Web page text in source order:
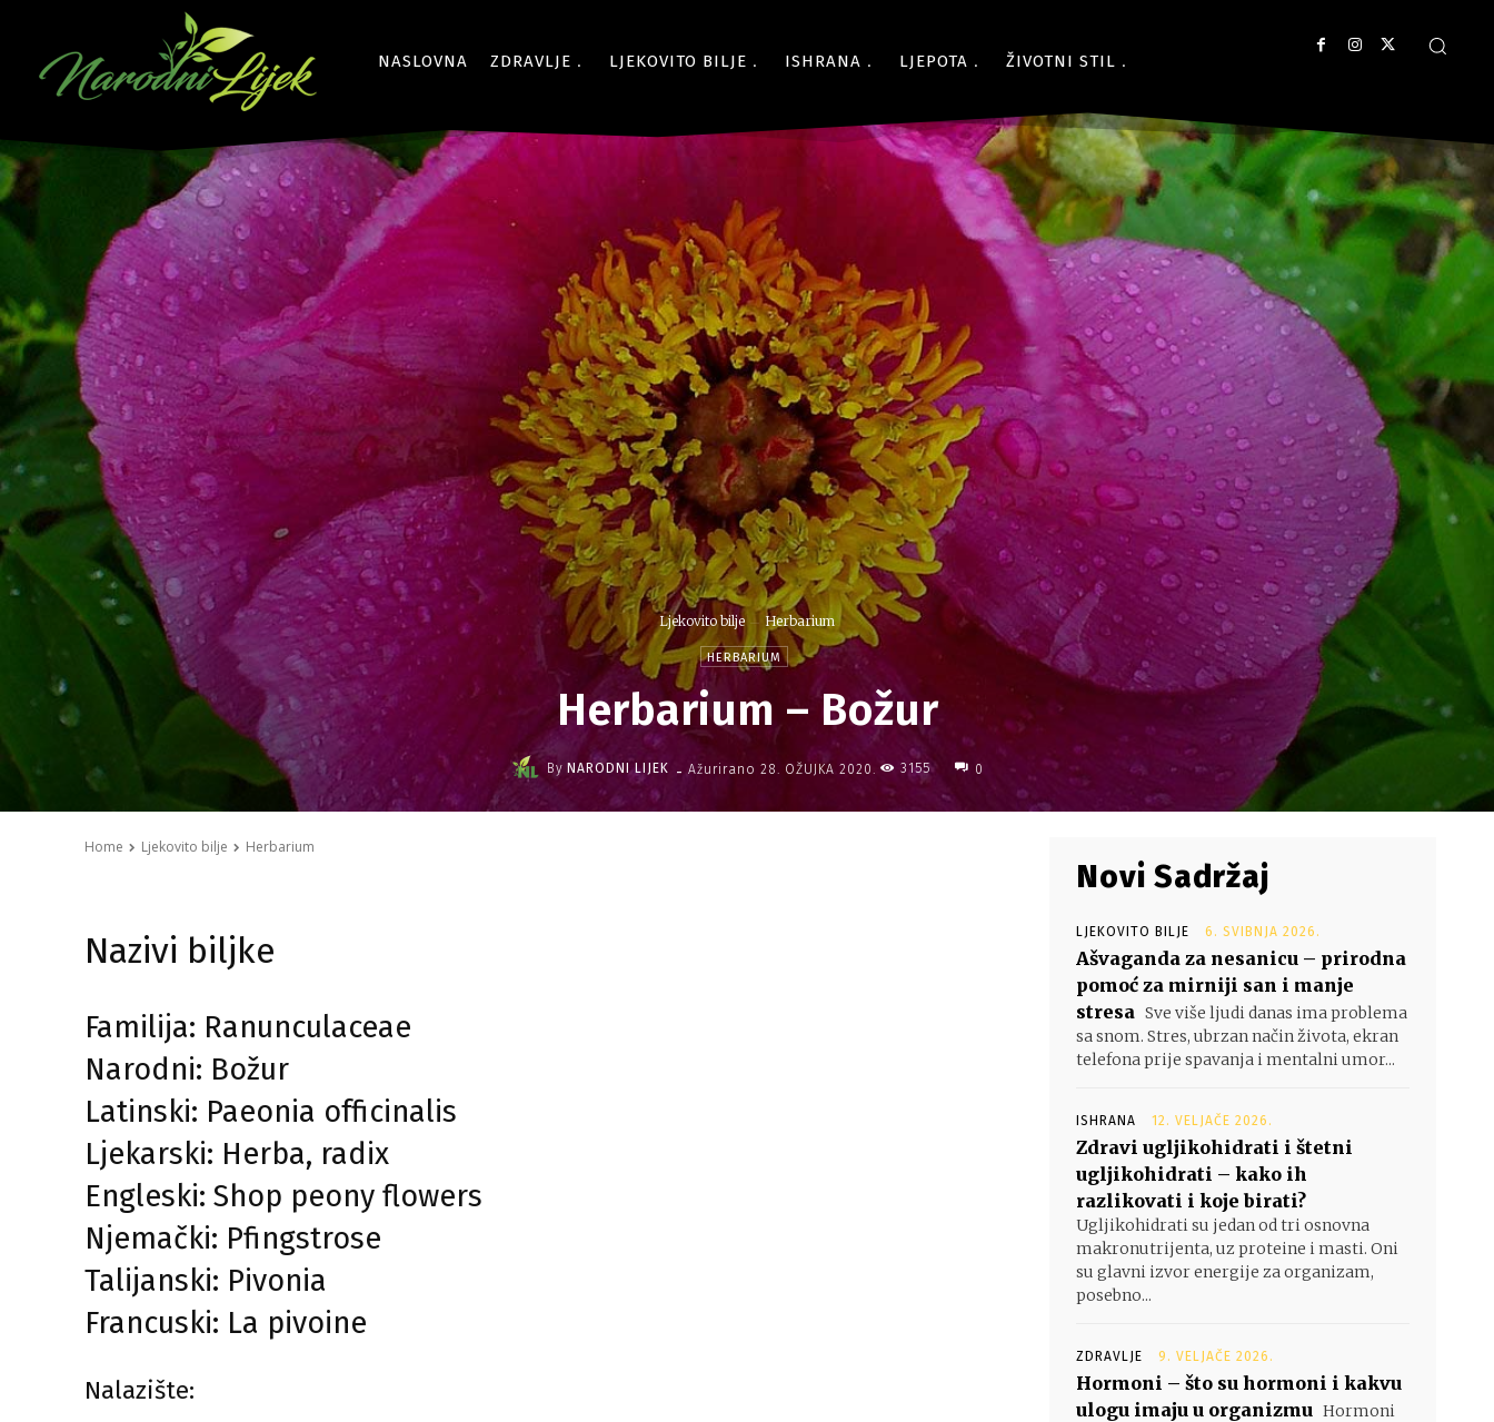
NASLOVNA ZDRAVLJE LJEKOVITO BILJE ISHRANA LJEPOTA ŽIVOTNI STIL
Ljekovito bilje Herbarium
HERBARIUM
Herbarium – Božur
By NARODNI LIJEK - Ažurirano 28. OŽUJKA 2020. 3155 0
Home Ljekovito bilje Herbarium
Nazivi biljke
Familija: Ranunculaceae
Narodni: Božur
Latinski: Paeonia officinalis
Ljekarski: Herba, radix
Engleski: Shop peony flowers
Njemački: Pfingstrose
Talijanski: Pivonia
Francuski: La pivoine
Nalazište:
Novi Sadržaj
LJEKOVITO BILJE 6. SVIBNJA 2026.
Ašvaganda za nesanicu – prirodna
pomoć za mirniji san i manje
stresa Sve više ljudi danas ima problema
sa snom. Stres, ubrzan način života, ekran
telefona prije spavanja i mentalni umor...
ISHRANA 12. VELJAČE 2026.
Zdravi ugljikohidrati i štetni
ugljikohidrati – kako ih
razlikovati i koje birati?
Ugljikohidrati su jedan od tri osnovna
makronutrijenta, uz proteine i masti. Oni
su glavni izvor energije za organizam,
posebno...
ZDRAVLJE 9. VELJAČE 2026.
Hormoni – što su hormoni i kakvu
ulogu imaju u organizmu Hormoni